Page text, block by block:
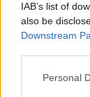
IAB’s list of
also be
Downstream
Personal